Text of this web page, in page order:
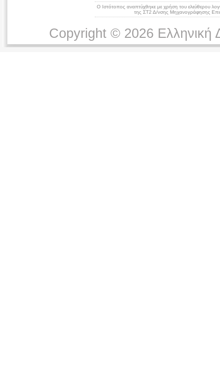
Ο Ιστότοπος αναπτύχθηκε με χρήση του ελεύθερου
της ΣΤ2 Δ/νσης Μηχανογράφησης
Copyright © 2026